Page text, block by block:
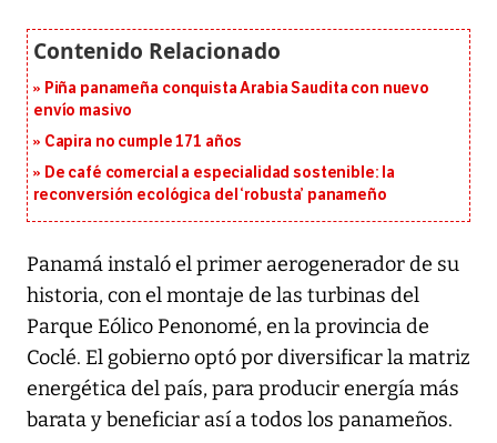
Piña panameña conquista Arabia Saudita con nuevo
envío masivo
Capira no cumple 171 años
De café comercial a especialidad sostenible: la
reconversión ecológica del ‘robusta’ panameño
Panamá instaló el primer aerogenerador de su
historia, con el montaje de las turbinas del
Parque Eólico Penonomé, en la provincia de
Coclé. El gobierno optó por diversificar la matriz
energética del país, para producir energía más
barata y beneficiar así a todos los panameños.